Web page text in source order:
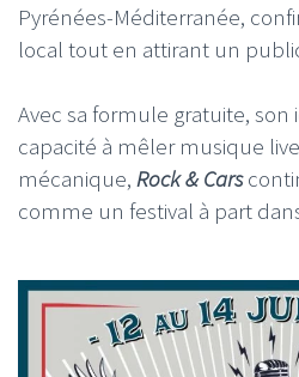
Pyrénées-Méditerranée,
local tout en attirant un
Avec sa formule gratuite, son
capacité à mêler musique
mécanique, Rock & Cars
comme un festival à part